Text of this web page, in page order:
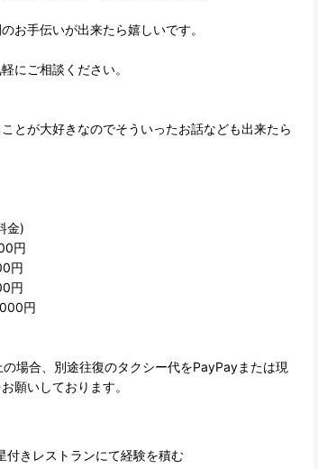
お手伝いが出来たら嬉しいです。
にご相談ください。
とが大好きなのでそういったお話なども出来たら
金)
円
円
円
円
場合、別途往復のタクシー代をPayPayまたは現
願いしております。
付きレストランにて経験を積む